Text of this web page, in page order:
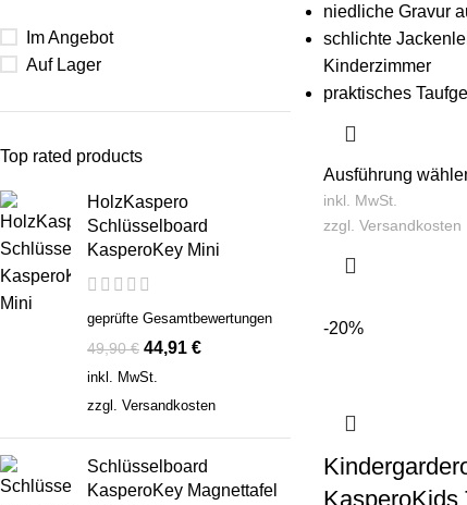
Im Angebot
Auf Lager
Top rated products
HolzKaspero
Schlüsselboard
KasperoKey Mini
geprüfte Gesamtbewertungen
49,90€ 44,91 €
inkl. MwSt.
zzgl. Versandkosten
Schlüsselboard
KasperoKey Magnettafel
niedliche Gravur
schlichte
Kinderzimmer
praktisches
Ausführung
inkl. MwSt.
zzgl.Versandkosten
-20%
KasperoKids